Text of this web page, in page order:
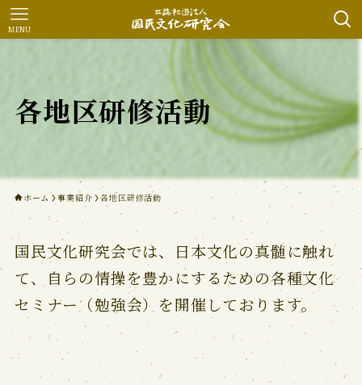
MENU
各地区研修活動
ホーム 事業紹介 各地区研修活動
国民文化研究会では、日本文化の真髄に触れ
て、自らの情操を豊かにするための各種文化
セミナー（勉強会）を開催しております。